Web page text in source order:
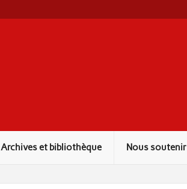
Archives et bibliothèque Nous soutenir